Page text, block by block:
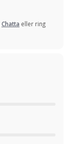
Chatta eller ring